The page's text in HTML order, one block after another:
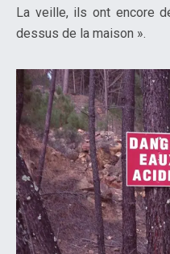
La veille, ils ont encore
dessus de la maison ».